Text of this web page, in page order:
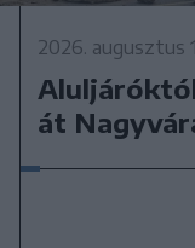
2026. augusztus
át